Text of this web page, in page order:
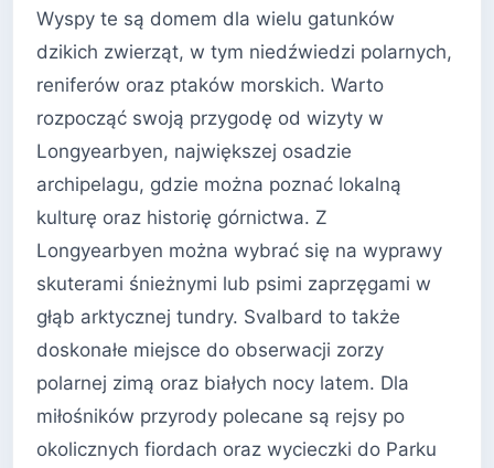
Wyspy te są domem dla wielu gatunków
dzikich zwierząt, w tym niedźwiedzi polarnych,
reniferów oraz ptaków morskich. Warto
rozpocząć swoją przygodę od wizyty w
Longyearbyen, największej osadzie
archipelagu, gdzie można poznać lokalną
kulturę oraz historię górnictwa. Z
Longyearbyen można wybrać się na wyprawy
skuterami śnieżnymi lub psimi zaprzęgami w
głąb arktycznej tundry. Svalbard to także
doskonałe miejsce do obserwacji zorzy
polarnej zimą oraz białych nocy latem. Dla
miłośników przyrody polecane są rejsy po
okolicznych fiordach oraz wycieczki do Parku